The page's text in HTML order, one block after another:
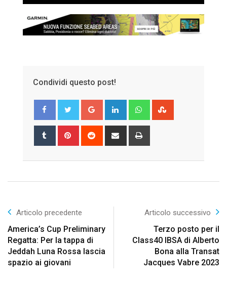
Condividi questo post!
Google+ LinkedIn Whatsapp
Tumblr Pinterest Reddit
Share
Articolo precedente
America’s Cup Preliminary
Regatta: Per la tappa di
Jeddah Luna Rossa lascia
spazio ai giovani
Articolo successivo
Terzo posto per il
Class40 IBSA di Alberto
Bona alla Transat
Jacques Vabre 2023